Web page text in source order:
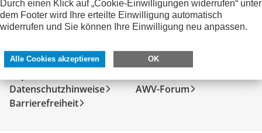
SERVICE
Kontakt
Datenschutzhinweise
Barrierefreiheit
DIREKT ZU
FeRD
AWV-Forum
Durch einen Klick auf „Cookie-Einwilligungen widerrufen“ unter
dem Footer wird Ihre erteilte Einwilligung automatisch
widerrufen und Sie können Ihre Einwilligung neu anpassen.
Alle Cookies akzeptieren OK